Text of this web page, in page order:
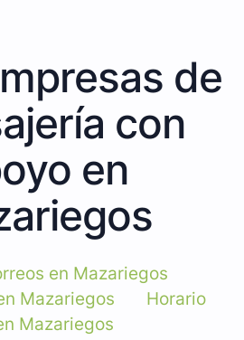
de
con
en
en Mazariegos
Mazariegos
Horario
Mazariegos